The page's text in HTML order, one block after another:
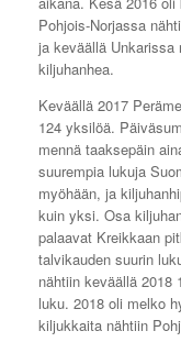
Pohjois-Norjassa
ja keväällä Unkarissa
kiljuhanhea.
Keväällä 2017
124 yksilöä.
mennä taaksepäin
suurempia lukuja
myöhään, ja
kuin yksi. Osa
palaavat Kreikkaan
talvikauden suurin
nähtiin keväällä 2018
luku. 2018 oli melko
kiljukkaita nähtiin